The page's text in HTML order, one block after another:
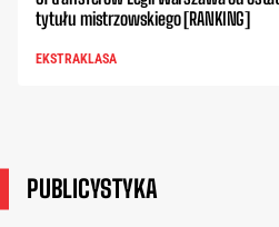
tytułu mistrzowskiego [RANKING]
EKSTRAKLASA
PUBLICYSTYKA